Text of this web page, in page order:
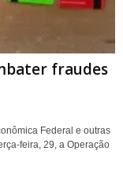
fraudes
Federal e outras
feira, 29, a Operação